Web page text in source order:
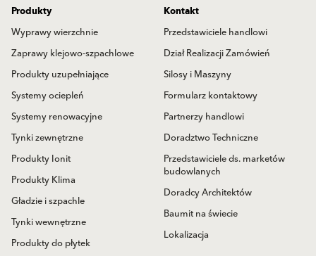
Produkty
Wyprawy wierzchnie
Zaprawy klejowo-szpachlowe
Produkty uzupełniające
Systemy ociepleń
Systemy renowacyjne
Tynki zewnętrzne
Produkty Ionit
Produkty Klima
Gładzie i szpachle
Tynki wewnętrzne
Produkty do płytek
Kontakt
Przedstawiciele handlowi
Dział Realizacji Zamówień
Silosy i Maszyny
Formularz kontaktowy
Partnerzy handlowi
Doradztwo Techniczne
Przedstawiciele ds. marketów
budowlanych
Doradcy Architektów
Baumit na świecie
Lokalizacja